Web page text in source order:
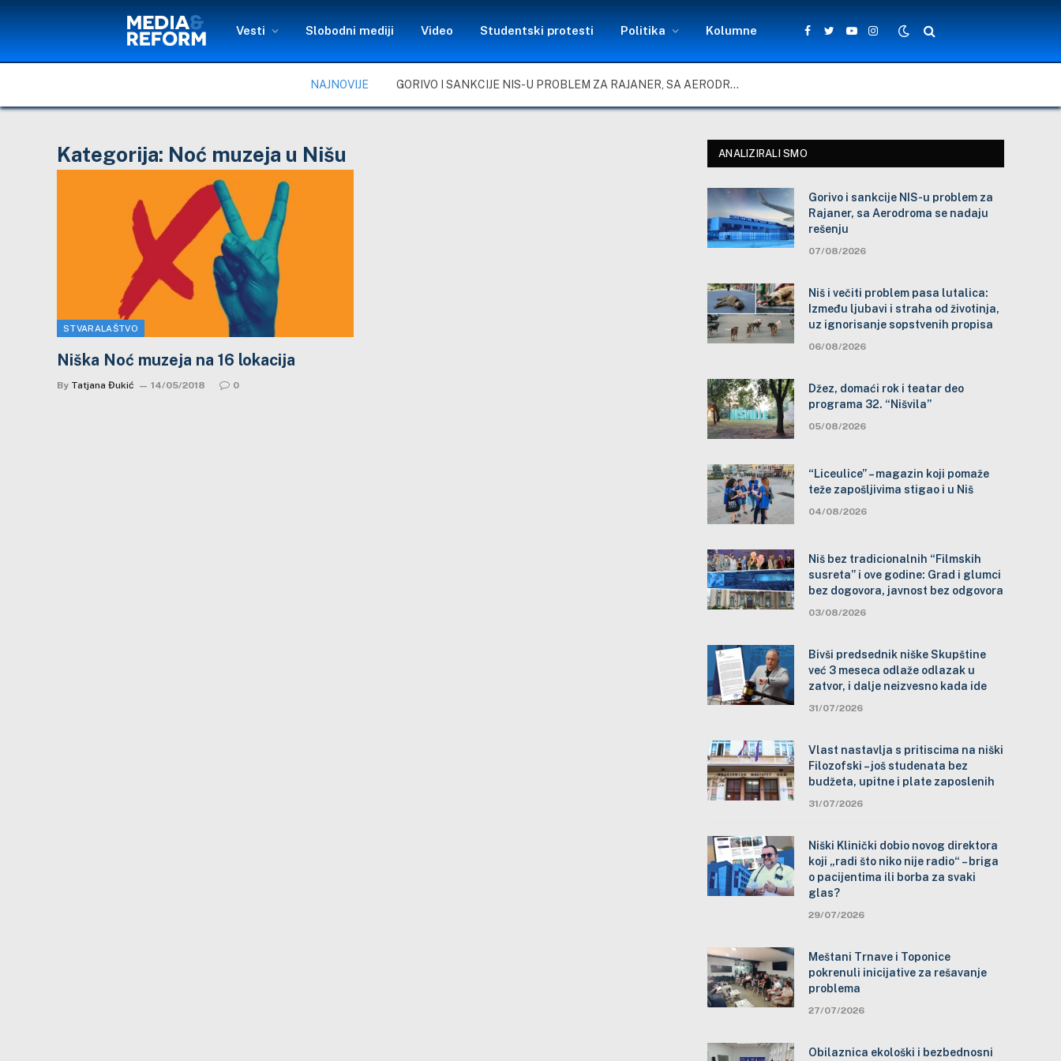
Vesti Slobodni mediji Video Studentski protesti Politika Kolumne
Facebook
TwitterYouTubeInstagram
NAJNOVIJE GORIVO I SANKCIJE NIS-U PROBLEM ZA RAJANER, SA AERODROMA SE NADAJU REŠENJU
Kategorija: Noć muzeja u Nišu
STVARALAŠTVO
Niška Noć muzeja na 16 lokacija
By Tatjana Đukić 14/05/2018 0
ANALIZIRALI SMO
Gorivo i sankcije NIS-u problem za
Rajaner, sa Aerodroma se nadaju
rešenju
07/08/2026
Niš i večiti problem pasa lutalica:
Između ljubavi i straha od životinja,
uz ignorisanje sopstvenih propisa
06/08/2026
Džez, domaći rok i teatar deo
programa 32. “Nišvila”
05/08/2026
“Liceulice” – magazin koji pomaže
teže zapošljivima stigao i u Niš
04/08/2026
Niš bez tradicionalnih “Filmskih
susreta” i ove godine: Grad i glumci
bez dogovora, javnost bez odgovora
03/08/2026
Bivši predsednik niške Skupštine
već 3 meseca odlaže odlazak u
zatvor, i dalje neizvesno kada ide
31/07/2026
Vlast nastavlja s pritiscima na niški
Filozofski – još studenata bez
budžeta, upitne i plate zaposlenih
31/07/2026
Niški Klinički dobio novog direktora
koji „radi što niko nije radio“ – briga
o pacijentima ili borba za svaki
glas?
29/07/2026
Meštani Trnave i Toponice
pokrenuli inicijative za rešavanje
problema
27/07/2026
Obilaznica ekološki i bezbednosni